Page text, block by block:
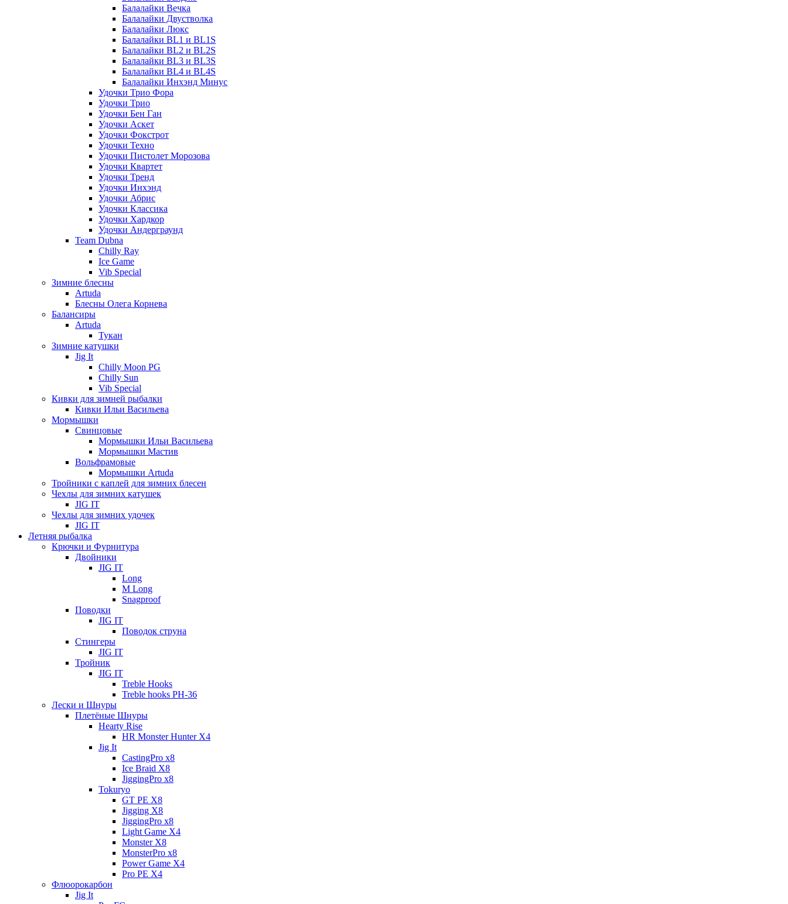
Балалайки Вечка
Балалайки Двустволка
Балалайки Люкс
Балалайки BL1 и BL1S
Балалайки BL2 и BL2S
Балалайки BL3 и BL3S
Балалайки BL4 и BL4S
Балалайки Инхэнд Минус
Удочки Трио Фора
Удочки Трио
Удочки Бен Ган
Удочки Аскет
Удочки Фокстрот
Удочки Техно
Удочки Пистолет Морозова
Удочки Квартет
Удочки Тренд
Удочки Инхэнд
Удочки Абрис
Удочки Классика
Удочки Хардкор
Удочки Андерграунд
Team Dubna
Chilly Ray
Ice Game
Vib Special
Зимние блесны
Artuda
Блесны Олега Корнева
Балансиры
Artuda
Тукан
Зимние катушки
Jig It
Chilly Moon PG
Chilly Sun
Vib Special
Кивки для зимней рыбалки
Кивки Ильи Васильева
Мормышки
Свинцовые
Мормышки Ильи Васильева
Мормышки Мастив
Вольфрамовые
Мормышки Artuda
Тройники с каплей для зимних блесен
Чехлы для зимних катушек
JIG IT
Чехлы для зимних удочек
JIG IT
Летняя рыбалка
Крючки и Фурнитура
Двойники
JIG IT
Long
M Long
Snagproof
Поводки
JIG IT
Поводок струна
Стингеры
JIG IT
Тройник
JIG IT
Treble Hooks
Treble hooks PH-36
Лески и Шнуры
Плетёные Шнуры
Hearty Rise
HR Monster Hunter X4
Jig It
CastingPro x8
Ice Braid X8
JiggingPro x8
Tokuryo
GT PE X8
Jigging X8
JiggingPro x8
Light Game X4
Monster X8
MonsterPro x8
Power Game X4
Pro PE X4
Флюорокарбон
Jig It